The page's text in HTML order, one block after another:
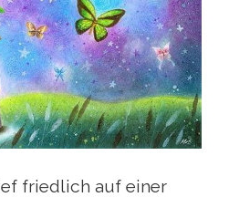
friedlich auf einer